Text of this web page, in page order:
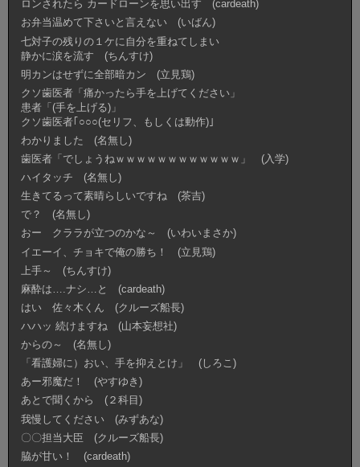
ロンされたら カードローンを思い出す (cardeath)
お弁当温めて下さいと言えない (いばん)
七対子の残りの１ケに自分を重ねてしまい
静かに涙を流す (ちんすけ)
明カンはせずに全部暗カン (立見鶏)
クソ歯医者「痛かったら手を上げてください」
患者「(手を上げる)」
クソ歯医者｢○○○(セリフ、もしくは動作)｣
わかりました (名無し)
歯医者「でしょうねｗｗｗｗｗｗｗｗｗｗｗｗ」 (入学)
ハイタッチ (名無し)
生きてるって素晴らしいですね (茶吉)
で？ (名無し)
おー クララが立つのかな～ (いわいまさか)
イエーイ、チョキで俺の勝ち！ (立見鶏)
上手～ (ちんすけ)
麻酔は….ナシ…と (cardeath)
はい 佐々木くん (クルーズ船長)
ハハッ 続けますね (山本妄想社)
からの～ (名無し)
「看護婦に）おい、手を抑えとけ」 (しろこ)
あー邪魔だ！ (やすゆき)
あとで聞くから (２科目)
我慢してください (みずあな)
〇〇担当大臣 (クルーズ船長)
脇が甘い！ (cardeath)